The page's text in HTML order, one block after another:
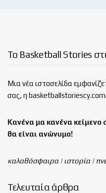
Το Basketball Stories
Μια νέα ιστοσελίδα
σας, η basketballstoriescy.com.
Κανένα μα κανένα κείμενο
θα είναι ανώνυμο!
καλαθόσφαιρα | ιστορία |
Τελευταία άρθρα